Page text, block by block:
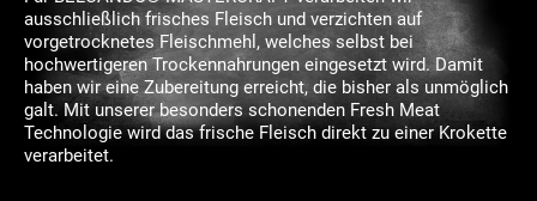
ausschließlich frisches Fleisch und verzichten auf
vorgetrocknetes Fleischmehl, welches selbst bei
hochwertigeren Trockennahrungen eingesetzt wird. Damit
haben wir eine Zubereitung erreicht, die bisher als unmöglich
galt. Mit unserer besonders schonenden Fresh Meat
Technologie wird das frische Fleisch direkt zu einer Krokette
verarbeitet.